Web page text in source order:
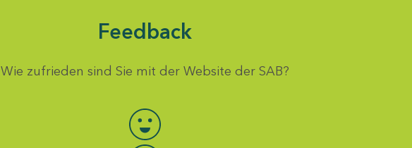
Feedback
Wie zufrieden sind Sie mit der Website der SAB?
Bewertung auswählen